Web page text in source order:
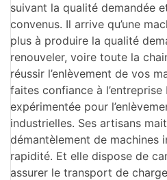
suivant la qualité demandée
convenus. Il arrive qu’une
plus à produire la qualité
renouveler, voire toute la
réussir l’enlèvement de vos
faites confiance à l’entreprise
expérimentée pour
industrielles. Ses artisans
démantèlement de machines
rapidité. Et elle dispose de
assurer le transport de